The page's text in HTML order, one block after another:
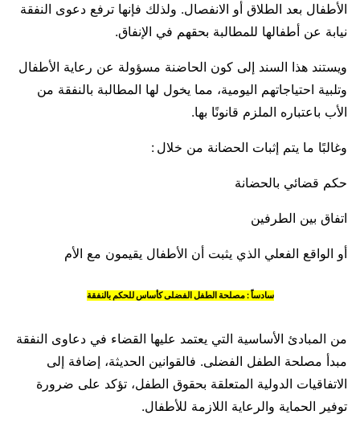
الأطفال بعد الطلاق أو الانفصال. ولذلك فإنها ترفع دعوى النفقة
نيابة عن أطفالها للمطالبة بحقهم في الإنفاق.
ويستند هذا السند إلى كون الحاضنة مسؤولة عن رعاية الأطفال
وتلبية احتياجاتهم اليومية، مما يخول لها المطالبة بالنفقة من
الأب باعتباره الملزم قانونًا بها.
وغالبًا ما يتم إثبات الحضانة من خلال :
حكم قضائي بالحضانة
اتفاق بين الطرفين
أو الواقع الفعلي الذي يثبت أن الأطفال يقيمون مع الأم
سادساً : مصلحة الطفل الفضلى كأساس للحكم بالنفقة
من المبادئ الأساسية التي يعتمد عليها القضاء في دعاوى النفقة
مبدأ مصلحة الطفل الفضلى. فالقوانين الحديثة، إضافة إلى
الاتفاقيات الدولية المتعلقة بحقوق الطفل، تؤكد على ضرورة
توفير الحماية والرعاية اللازمة للأطفال.